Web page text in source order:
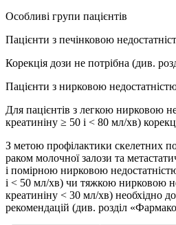
Особливі групи пацієнтів
Пацієнти з печінковою
Корекція дози не потрібна (див.
Пацієнти з нирковою
Для пацієнтів з легкою нирковою
креатиніну ≥ 50 і < 80 мл/хв)
З метою профілактики скелетних
раком молочної залози та
і помірною нирковою
і < 50 мл/хв) чи тяжкою нирковою
креатиніну < 30 мл/хв) необхідно
рекомендацій (див. розділ